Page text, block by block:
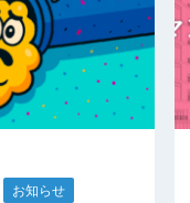
お知らせ